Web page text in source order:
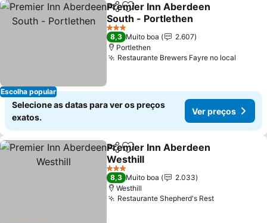
Escolha popular
PartilharAdicionar aos favoritos
Premier Inn Aberdeen
South - Portlethen
3 Estrelas
8,3 Muito boa
2.607
Portlethen
Restaurante Brewers Fayre no local
Selecione as datas para ver os preços
exatos.
Ver preços
PartilharAdicionar aos favoritos
Premier Inn Aberdeen
Westhill
3 Estrelas
8,3 Muito boa
2.033
Westhill
Restaurante Shepherd's Rest